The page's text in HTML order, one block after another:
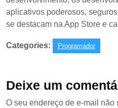
aplicativos poderosos,
se destacam na App Store e
Categories: Programador
Deixe um
O seu endereço de e-mail não